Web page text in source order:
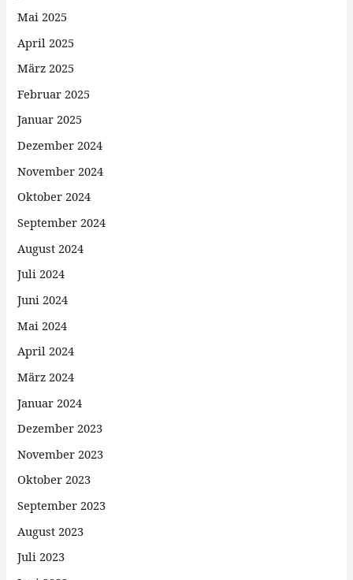
Mai 2025
April 2025
März 2025
Februar 2025
Januar 2025
Dezember 2024
November 2024
Oktober 2024
September 2024
August 2024
Juli 2024
Juni 2024
Mai 2024
April 2024
März 2024
Januar 2024
Dezember 2023
November 2023
Oktober 2023
September 2023
August 2023
Juli 2023